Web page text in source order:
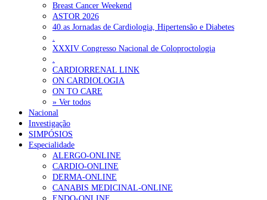
Breast Cancer Weekend
ASTOR 2026
40.as Jornadas de Cardiologia, Hipertensão e Diabetes
XXXIV Congresso Nacional de Coloproctologia
CARDIORRENAL LINK
ON CARDIOLOGIA
ON TO CARE
» Ver todos
Nacional
Investigação
SIMPÓSIOS
Especialidade
ALERGO-ONLINE
CARDIO-ONLINE
DERMA-ONLINE
CANABIS MEDICINAL-ONLINE